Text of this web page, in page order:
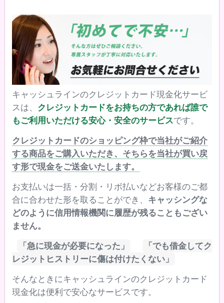
キャッシュラインのクレジットカード現金化サービ
スは、 クレジットカードをお持ちの方であれば誰で
もご利用いただける安心・安全のサービスです。
クレジットカードのショッピング枠で当社がご紹介
する商品をご購入いただき、そちらを当社が買い戻
す形で現金をご送金いたします。
お支払いは一括・分割・リボ払いなどお客様のご都
合に合わせた形を取ることができ、 キャッシングな
どのように信用情報機関に履歴が残ることもござい
ません。
「急に現金が必要になった」
「でも借金してク
レジットヒストリーに傷は付けたくない」
そんなときにキャッシュラインのクレジットカード
現金化は便利で安心なサービスです。